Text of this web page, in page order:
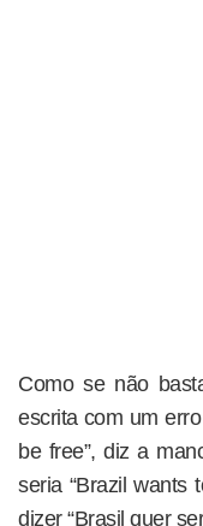
Como se não
escrita com um
be free”, diz a
seria “Brazil wants
dizer “Brasil quer